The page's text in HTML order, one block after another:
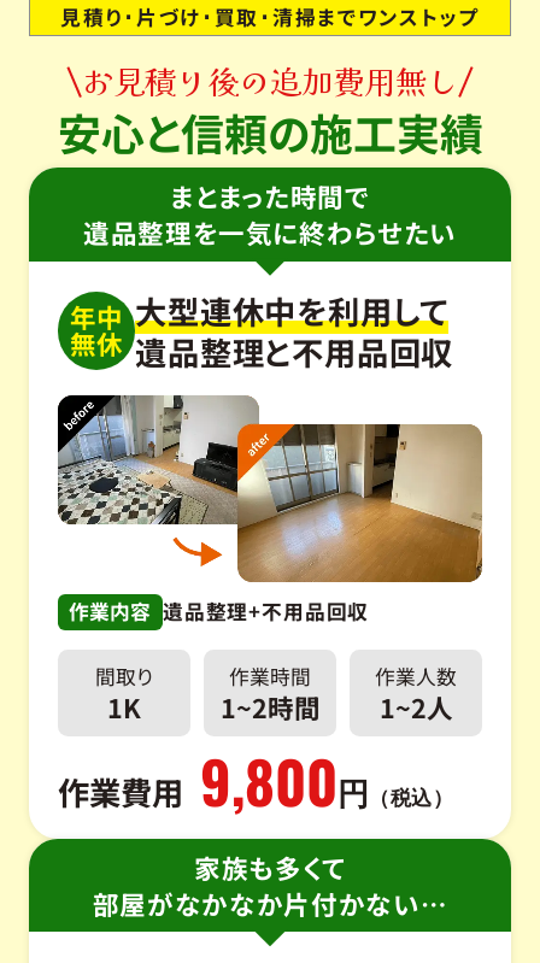
見積り･片づけ･買取･清掃までワンストップ
お見積り後の追加費用無し
安心と信頼の施工実績
まとまった時間で
遺品整理を一気に終わらせたい
年中
無休
大型連休中を利用して
遺品整理と不用品回収
作業内容 遺品整理+不用品回収
間取り
1K
作業時間
1~2時間
作業人数
1~2人
作業費用 9,800 円 （税込）
家族も多くて
部屋がなかなか片付かない…